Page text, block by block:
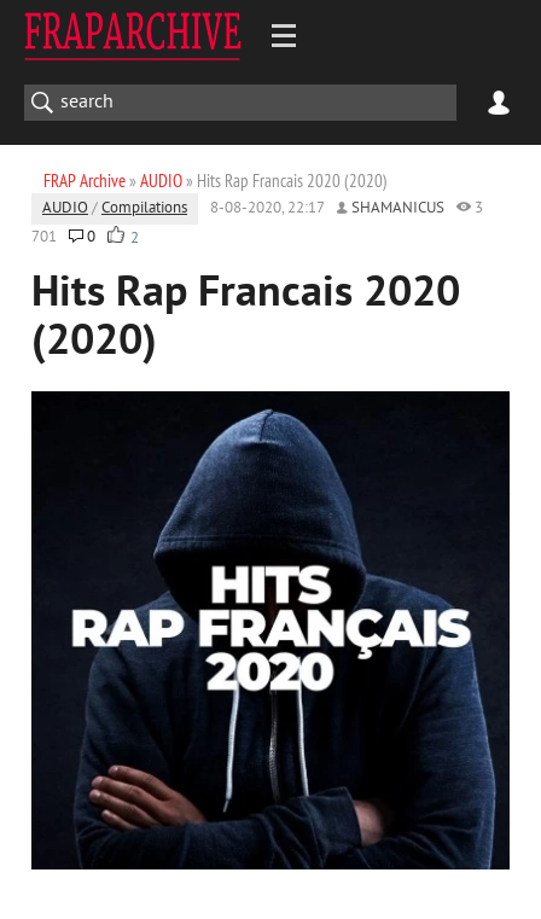
FRAP Archive» AUDIO» Hits Rap Francais 2020 (2020)
AUDIO /Compilations 8-08-2020, 22:17 SHAMANICUS
3
701
0 2
Hits Rap Francais 2020
(2020)